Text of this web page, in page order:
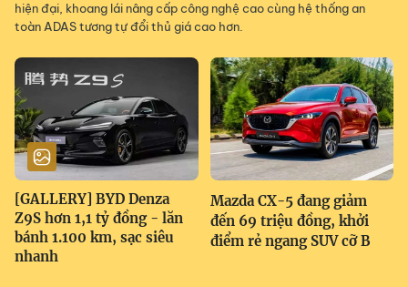
hiện đại, khoang lái nâng cấp công nghệ cao cùng hệ thống an
toàn ADAS tương tự đổi thủ giá cao hơn.
[GALLERY] BYD Denza
Z9S hơn 1,1 tỷ đồng - lăn
bánh 1.100 km, sạc siêu
nhanh
Mazda CX-5 đang giảm
đến 69 triệu đồng, khởi
điểm rẻ ngang SUV cỡ B